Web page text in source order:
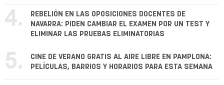
4.
REBELIÓN EN LAS OPOSICIONES DOCENTES DE
NAVARRA: PIDEN CAMBIAR EL EXAMEN POR UN TEST Y
ELIMINAR LAS PRUEBAS ELIMINATORIAS
5.
CINE DE VERANO GRATIS AL AIRE LIBRE EN PAMPLONA:
PELÍCULAS, BARRIOS Y HORARIOS PARA ESTA SEMANA